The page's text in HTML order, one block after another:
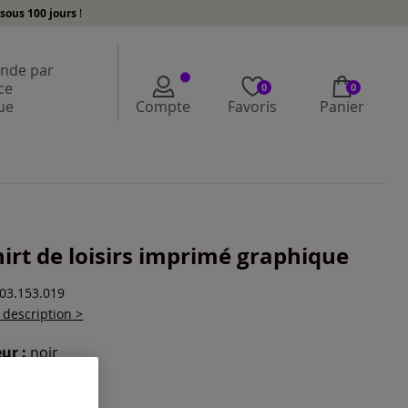
sous 100 jours !
par
Compte
0
Favoris
0
Panier
de loisirs imprimé graphique
description >
:noir